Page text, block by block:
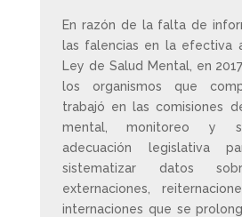
En razón de la falta de
las falencias en la efectiva
Ley de Salud Mental, en
los organismos que
trabajó en las comisiones
mental, monitoreo y
adecuación legislativa
sistematizar datos
externaciones,
internaciones que se